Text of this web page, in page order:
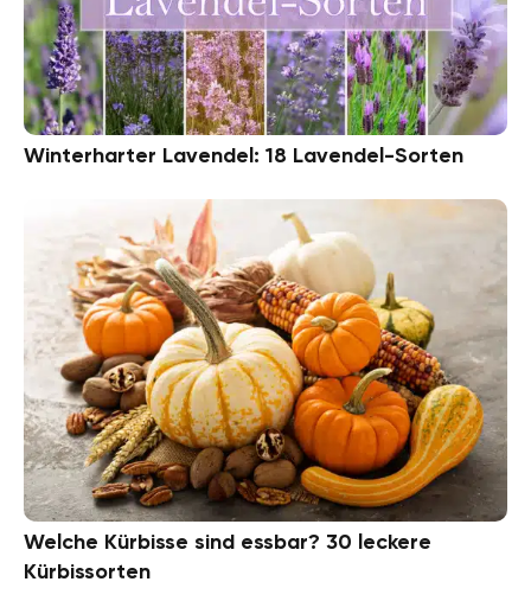
Winterharter Lavendel: 18 Lavendel-Sorten
Welche Kürbisse sind essbar? 30 leckere
Kürbissorten